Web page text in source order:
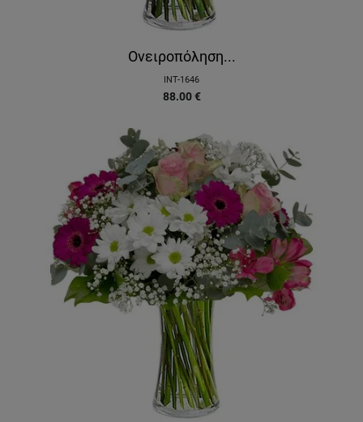
Ονειροπόληση...
INT-1646
88.00 €